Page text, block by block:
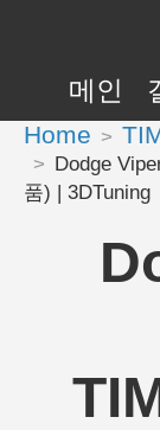
메인
Home
Dodge
품) | 3DTuning